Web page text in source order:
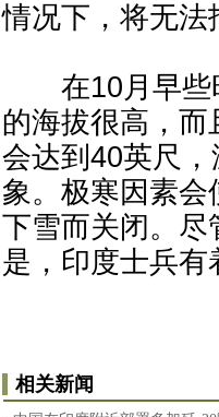
情况下，将无法
在10月早些
的海拔很高，
会达到40英尺
象。极寒因素
下雪而关闭。尽
是，印度士兵
相关新闻